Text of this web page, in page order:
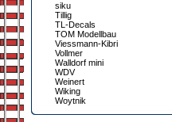
siku
Tillig
TL-Decals
TOM Modellbau
Viessmann-Kibri
Vollmer
Walldorf mini
WDV
Weinert
Wiking
Woytnik